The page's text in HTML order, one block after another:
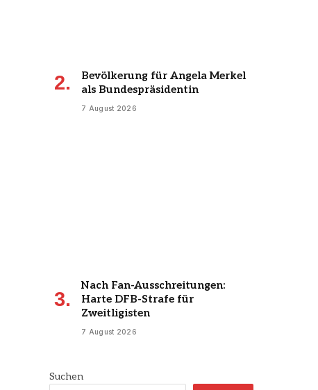
Bevölkerung für Angela Merkel
als Bundespräsidentin
7 August 2026
Nach Fan-Ausschreitungen:
Harte DFB-Strafe für
Zweitligisten
7 August 2026
Suchen